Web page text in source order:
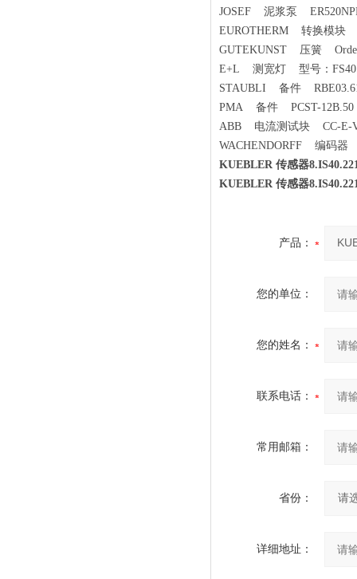
JOSEF 泥浆泵
EUROTHERM 转换模块
GUTEKUNST 压簧
E+L 测宽灯 型号：
STAUBLI 备件
PMA 备件 PCST-12B.50
ABB 电流测试块 CC-E-
WACHENDORFF 编码器
KUEBLER 传感器
KUEBLER 传感器
产品：
您的单位：
您的姓名：
联系电话：
常用邮箱：
省份：
详细地址：